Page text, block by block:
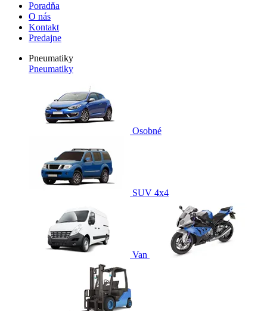
Poradňa
O nás
Kontakt
Predajne
Pneumatiky
Pneumatiky
Osobné
SUV 4x4
Van